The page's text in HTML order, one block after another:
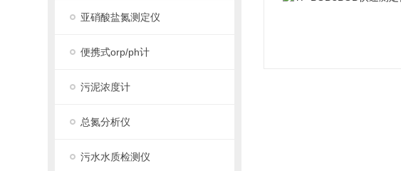
亚硝酸盐氮测定仪
便携式orp/ph计
污泥浓度计
总氮分析仪
污水水质检测仪